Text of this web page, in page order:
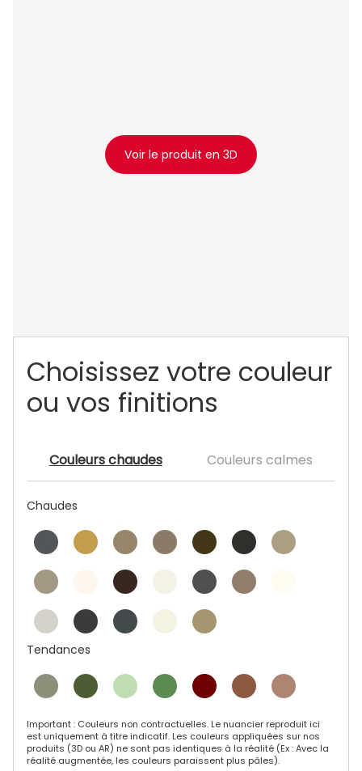
Voir le produit en 3D
Choisissez votre couleur
ou vos finitions
Couleurs chaudes Couleurs calmes
Chaudes
Tendances
Important : Couleurs non contractuelles. Le nuancier reproduit ici
est uniquement à titre indicatif. Les couleurs appliquées sur nos
produits (3D ou AR) ne sont pas identiques à la réalité (Ex : Avec la
réalité augmentée, les couleurs paraissent plus pâles).